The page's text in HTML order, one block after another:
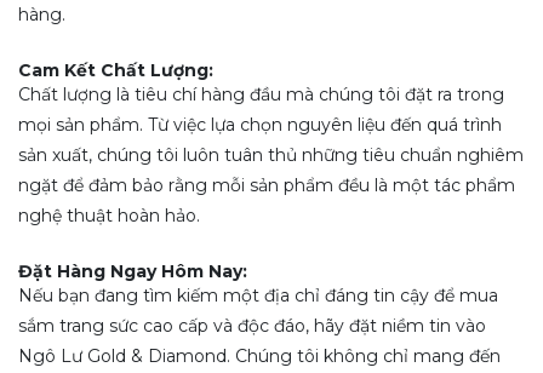
hàng.
Cam Kết Chất Lượng:
Chất lượng là tiêu chí hàng đầu mà chúng tôi đặt ra trong
mọi sản phẩm. Từ việc lựa chọn nguyên liệu đến quá trình
sản xuất, chúng tôi luôn tuân thủ những tiêu chuẩn nghiêm
ngặt để đảm bảo rằng mỗi sản phẩm đều là một tác phẩm
nghệ thuật hoàn hảo.
Đặt Hàng Ngay Hôm Nay:
Nếu bạn đang tìm kiếm một địa chỉ đáng tin cậy để mua
sắm trang sức cao cấp và độc đáo, hãy đặt niềm tin vào
Ngô Lư Gold & Diamond. Chúng tôi không chỉ mang đến